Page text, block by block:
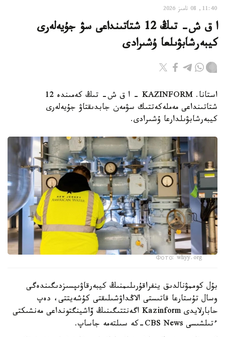
11:40, 08 تامىز 2026
ا ق ش- تىڭ 12 شتاتىنداعى سۋ جۇيەلەرى
كيبەرشابۋىلعا ۇشىرادى
استانا. KAZINFORM – ا ق ش- تىڭ كەمىندە 12
شتاتىنداعى مەملەكەتتىك سۋمەن جابدىقتاۋ جۇيەلەرى
كيبەرشابۋىلدارعا ۇشىرادى.
Фото: whyy.org
بۇل كوممۋنالدىق ينفراقۇرىلىمنىڭ كيبەرقاۋىپسىزدىگىندەگى
وسال تۇستارعا قاتىستى الاڭداۋشىلىقتى كۇشەيتتى، دەپ
حابارلايدى Kazinform اگەنتتىگىنىڭ ۆاشينگتونداعى مەنشىكتى
ءتىلشىسى CBS News-كە سىلتەمە جاساپ.